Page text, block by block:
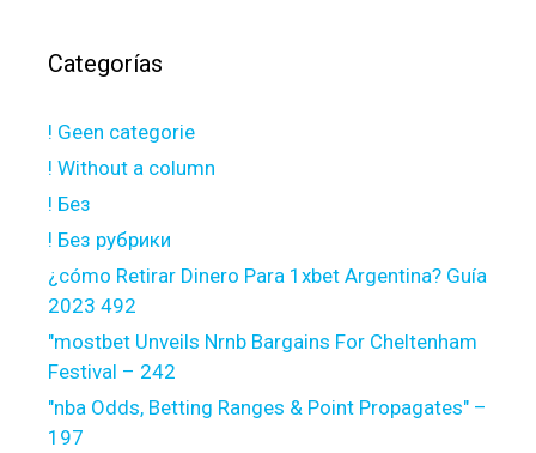
Categorías
! Geen categorie
! Without a column
! Без
! Без рубрики
¿cómo Retirar Dinero Para 1xbet Argentina? Guía
2023 492
"mostbet Unveils Nrnb Bargains For Cheltenham
Festival – 242
"nba Odds, Betting Ranges & Point Propagates" –
197